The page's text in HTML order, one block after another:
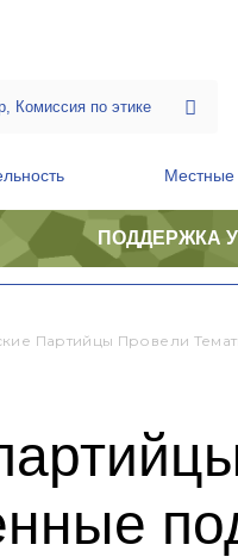
Местные
ПОДДЕРЖКА
Партийцы Провели